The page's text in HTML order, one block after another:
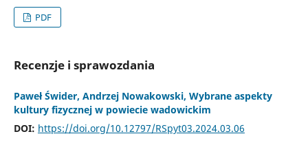
PDF
Recenzje i sprawozdania
Paweł Świder, Andrzej Nowakowski, Wybrane aspekty
kultury fizycznej w powiecie wadowickim
DOI: https://doi.org/10.12797/RSpyt03.2024.03.06